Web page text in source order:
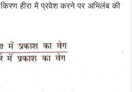
हीरा में प्रवेश करने पर अभिलंब की